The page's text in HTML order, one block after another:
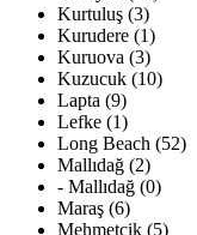
Kurtuluş (3)
Kurudere (1)
Kuruova (3)
Kuzucuk (10)
Lapta (9)
Lefke (1)
Long Beach (52)
Mallıdağ (2)
- Mallıdağ (0)
Maraş (6)
Mehmetçik (5)